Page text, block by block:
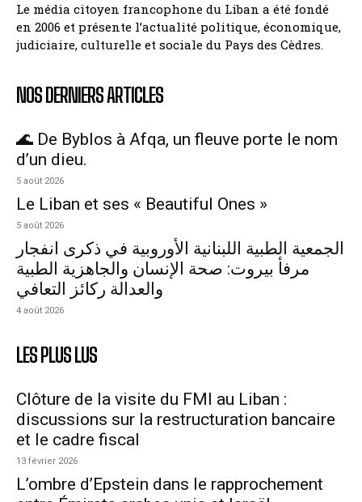
Le média citoyen francophone du Liban a été fondé
en 2006 et présente l’actualité politique, économique,
judiciaire, culturelle et sociale du Pays des Cèdres.
NOS DERNIERS ARTICLES
🌊 De Byblos à Afqa, un fleuve porte le nom
d’un dieu.
5 août 2026
Le Liban et ses « Beautiful Ones »
5 août 2026
الجمعية الطبية اللبنانية الأوروبية في ذكرى انفجار
مرفأ بيروت: صحة الإنسان والجاهزية الطبية
والعدالة ركائز التعافي
4 août 2026
LES PLUS LUS
Clôture de la visite du FMI au Liban :
discussions sur la restructuration bancaire
et le cadre fiscal
13 février 2026
L’ombre d’Epstein dans le rapprochement